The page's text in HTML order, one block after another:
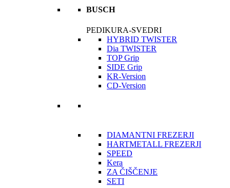
BUSCH
PEDIKURA-SVEDRI
HYBRID TWISTER
Dia TWISTER
TOP Grip
SIDE Grip
KR-Version
CD-Version
DIAMANTNI FREZERJI
HARTMETALL FREZERJI
SPEED
Kera
ZA ČIŠČENJE
SETI